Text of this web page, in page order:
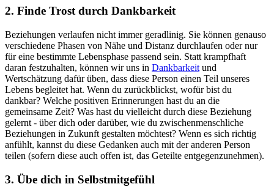
2. Finde Trost durch Dankbarkeit
Beziehungen verlaufen nicht immer geradlinig. Sie können genauso
verschiedene Phasen von Nähe und Distanz durchlaufen oder nur
für eine bestimmte Lebensphase passend sein. Statt krampfhaft
daran festzuhalten, können wir uns in Dankbarkeit und
Wertschätzung dafür üben, dass diese Person einen Teil unseres
Lebens begleitet hat. Wenn du zurückblickst, wofür bist du
dankbar? Welche positiven Erinnerungen hast du an die
gemeinsame Zeit? Was hast du vielleicht durch diese Beziehung
gelernt - über dich oder darüber, wie du zwischenmenschliche
Beziehungen in Zukunft gestalten möchtest? Wenn es sich richtig
anfühlt, kannst du diese Gedanken auch mit der anderen Person
teilen (sofern diese auch offen ist, das Geteilte entgegenzunehmen).
3. Übe dich in Selbstmitgefühl